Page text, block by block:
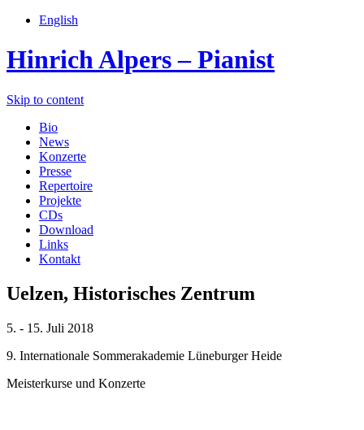
English
Hinrich Alpers – Pianist
Skip to content
Bio
News
Konzerte
Presse
Repertoire
Projekte
CDs
Download
Links
Kontakt
Uelzen, Historisches Zentrum
5. - 15. Juli 2018
9. Internationale Sommerakademie Lüneburger Heide
Meisterkurse und Konzerte